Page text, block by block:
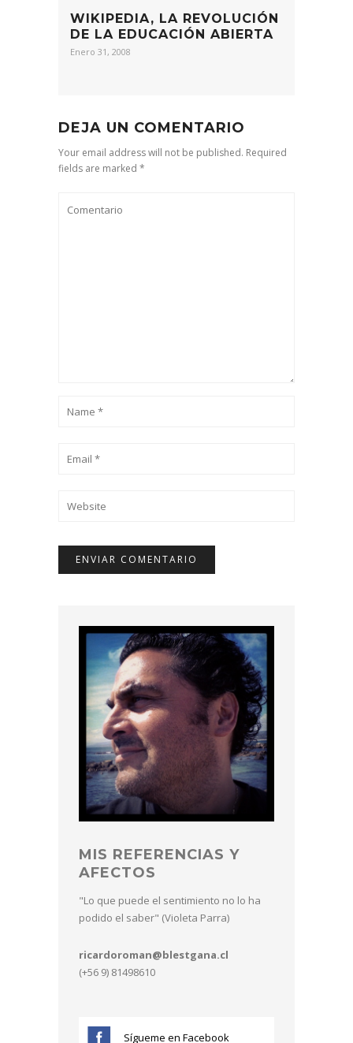
WIKIPEDIA, LA REVOLUCIÓN
DE LA EDUCACIÓN ABIERTA
Enero 31, 2008
DEJA UN COMENTARIO
Your email address will not be published. Required
fields are marked *
MIS REFERENCIAS Y
AFECTOS
"Lo que puede el sentimiento no lo ha
podido el saber" (Violeta Parra)
ricardoroman@blestgana.cl
(+56 9) 81498610
Sígueme en Facebook